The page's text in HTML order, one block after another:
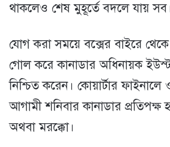
থাকলেও শেষ মুহূর্তে বদলে যায়
যোগ করা সময়ে বক্সের বাইরে
গোল করে কানাডার অধিনায়ক
নিশ্চিত করেন। কোয়ার্টার
আগামী শনিবার কানাডার প্রতিপক্ষ
অথবা মরক্কো।